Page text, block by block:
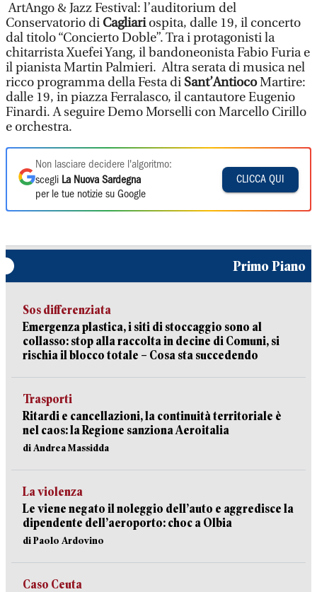
ArtAngo & Jazz Festival: l’auditorium del
Conservatorio di Cagliariospita, dalle 19, il concerto
dal titolo “Concierto Doble”. Tra i protagonisti la
chitarrista Xuefei Yang, il bandoneonista Fabio Furia e
il pianista Martin Palmieri. Altra serata di musica nel
ricco programma della Festa di Sant’AntiocoMartire:
dalle 19, in piazza Ferralasco, il cantautore Eugenio
Finardi. A seguire Demo Morselli con Marcello Cirillo
e orchestra.
Non lasciare decidere l'algoritmo:
scegli La Nuova Sardegna
per le tue notizie su Google
CLICCA QUI
Primo Piano
Sos differenziata
Emergenza plastica, i siti di stoccaggio sono al
collasso: stop alla raccolta in decine di Comuni, si
rischia il blocco totale – Cosa sta succedendo
Trasporti
Ritardi e cancellazioni, la continuità territoriale è
nel caos: la Regione sanziona Aeroitalia
di Andrea Massidda
La violenza
Le viene negato il noleggio dell’auto e aggredisce la
dipendente dell’aeroporto: choc a Olbia
di Paolo Ardovino
Caso Ceuta